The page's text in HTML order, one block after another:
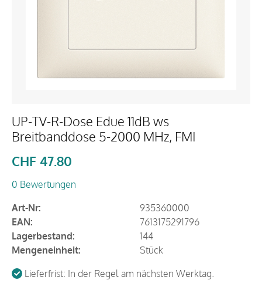
UP-TV-R-Dose Edue 11dB ws
Breitbanddose 5-2000 MHz, FMI
CHF 47.80
0 Bewertungen
Art-Nr:
935360000
EAN:
7613175291796
Lagerbestand:
144
Mengeneinheit:
Stück
Lieferfrist: In der Regel am nächsten Werktag.